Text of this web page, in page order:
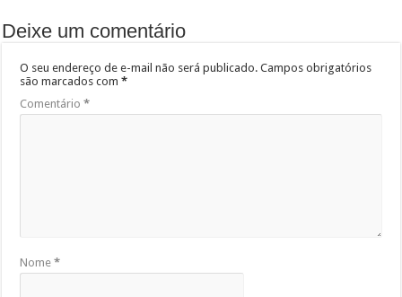
Deixe um comentário
O seu endereço de e-mail não será publicado. Campos obrigatórios
são marcados com*
Comentário*
Nome*